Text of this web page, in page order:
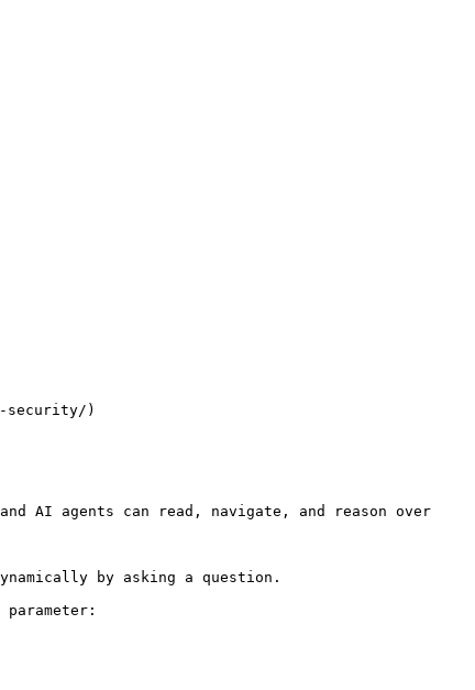
security/)
AI agents can read, navigate, and reason over
by asking a question.